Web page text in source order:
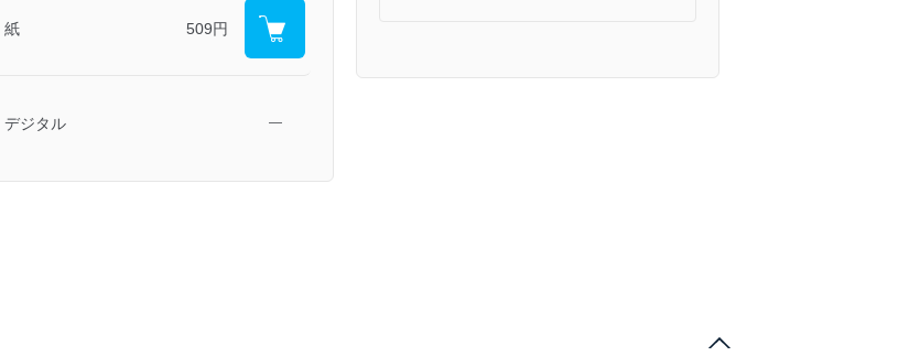
紙 509円
デジタル ―